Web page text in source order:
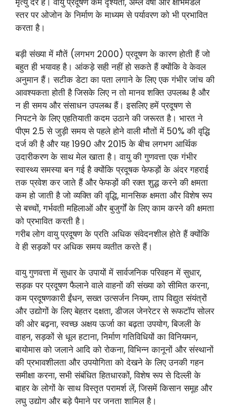
स्तर पर ओजोन के निर्माण के माध्यम से पर्यावरण को भी प्रभावित
करता है।
बड़ी संख्या में मौतें (लगभग 2000) प्रदूषण के कारण होती हैं जो
बहुत ही भयावह है। आंकड़े सही नहीं हो सकते हैं क्योंकि वे केवल
अनुमान हैं। सटीक डेटा का पता लगाने के लिए एक गंभीर जांच की
आवश्यकता होती है जिसके लिए न तो मानव शक्ति उपलब्ध है और
न ही समय और संसाधन उपलब्ध हैं। इसलिए हमें प्रदूषण से
निपटने के लिए एहतियाती कदम उठाने की जरूरत है। भारत ने
पीएम 2.5 से जुड़ी समय से पहले होने वाली मौतों में 50% की वृद्धि
दर्ज की है और यह 1990 और 2015 के बीच लगभग आर्थिक
उदारीकरण के साथ मेल खाता है। वायु की गुणवत्ता एक गंभीर
स्वास्थ्य समस्या बन गई है क्योंकि प्रदूषक फेफड़ों के अंदर गहराई
तक प्रवेश कर जाते हैं और फेफड़ों की रक्त शुद्ध करने की क्षमता
कम हो जाती है जो व्यक्ति की वृद्धि, मानसिक क्षमता और विशेष रूप
से बच्चों, गर्भवती महिलाओं और बुजुर्गों के लिए काम करने की क्षमता
को प्रभावित करती है।
गरीब लोग वायु प्रदूषण के प्रति अधिक संवेदनशील होते हैं क्योंकि
वे ही सड़कों पर अधिक समय व्यतीत करते हैं।
वायु गुणवत्ता में सुधार के उपायों में सार्वजनिक परिवहन में सुधार,
सड़क पर प्रदूषण फैलाने वाले वाहनों की संख्या को सीमित करना,
कम प्रदूषणकारी ईंधन, सख्त उत्सर्जन नियम, ताप विद्युत संयंत्रों
और उद्योगों के लिए बेहतर दक्षता, डीजल जेनरेटर से रूफटॉप सोलर
की ओर बढ़ना, स्वच्छ अक्षय ऊर्जा का बढ़ता उपयोग, बिजली के
वाहन, सड़कों से धूल हटाना, निर्माण गतिविधियों का विनियमन,
बायोमास को जलाने आदि को रोकना, विभिन्न कानूनों और संस्थानों
की प्रभावशीलता और उपयोगिता को देखने के लिए उनकी गहन
समीक्षा करना, सभी संबंधित हितधारकों, विशेष रूप से दिल्ली के
बाहर के लोगों के साथ विस्तृत परामर्श लें, जिसमें किसान समूह और
लघु उद्योग और बड़े पैमाने पर जनता शामिल है।